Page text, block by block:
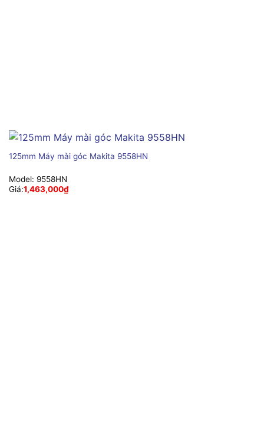
125mm Máy mài góc Makita 9558HN
Model: 9558HN
Giá:1,463,000₫